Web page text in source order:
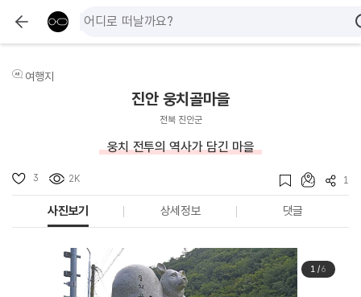
여행지
진안 웅치골마을
전북 진안군
웅치 전투의 역사가 담긴 마을
3 2K 1
사진보기 상세정보 댓글
1/6